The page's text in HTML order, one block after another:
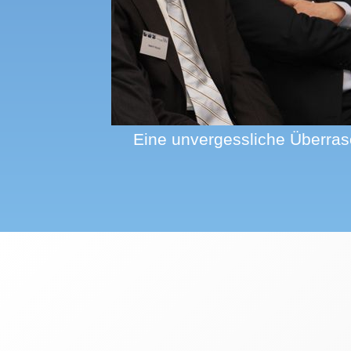
Eine unvergessliche